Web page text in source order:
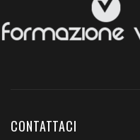
CONTATTACI